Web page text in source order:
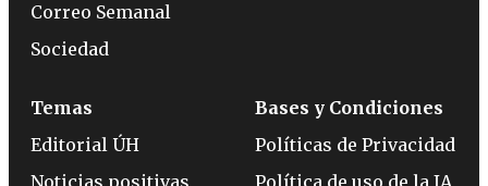
Correo Semanal
Sociedad
Temas
Editorial ÚH
Bases y Condiciones
Políticas de Privacidad